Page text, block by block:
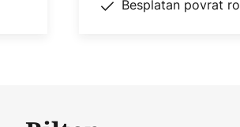
Besplatan povrat